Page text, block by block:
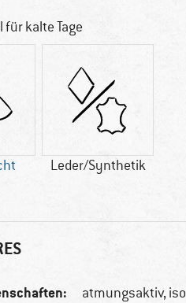
kalte Tage
Leder/Synthetik
atmungsaktiv,